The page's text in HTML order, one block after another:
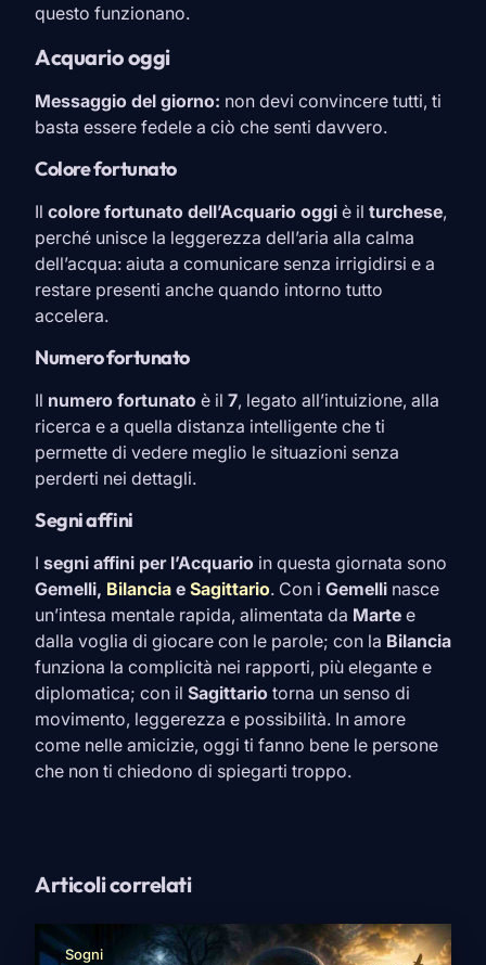
questo funzionano.
Acquario oggi
Messaggio del giorno: non devi convincere tutti, ti
basta essere fedele a ciò che senti davvero.
Colore fortunato
Il colore fortunato dell’Acquario oggi è il turchese,
perché unisce la leggerezza dell’aria alla calma
dell’acqua: aiuta a comunicare senza irrigidirsi e a
restare presenti anche quando intorno tutto
accelera.
Numero fortunato
Il numero fortunato è il 7, legato all’intuizione, alla
ricerca e a quella distanza intelligente che ti
permette di vedere meglio le situazioni senza
perderti nei dettagli.
Segni affini
I segni affini per l’Acquario in questa giornata sono
Gemelli, Bilancia e Sagittario. Con i Gemelli nasce
un’intesa mentale rapida, alimentata da Marte e
dalla voglia di giocare con le parole; con la Bilancia
funziona la complicità nei rapporti, più elegante e
diplomatica; con il Sagittario torna un senso di
movimento, leggerezza e possibilità. In amore
come nelle amicizie, oggi ti fanno bene le persone
che non ti chiedono di spiegarti troppo.
Articoli correlati
Sogni